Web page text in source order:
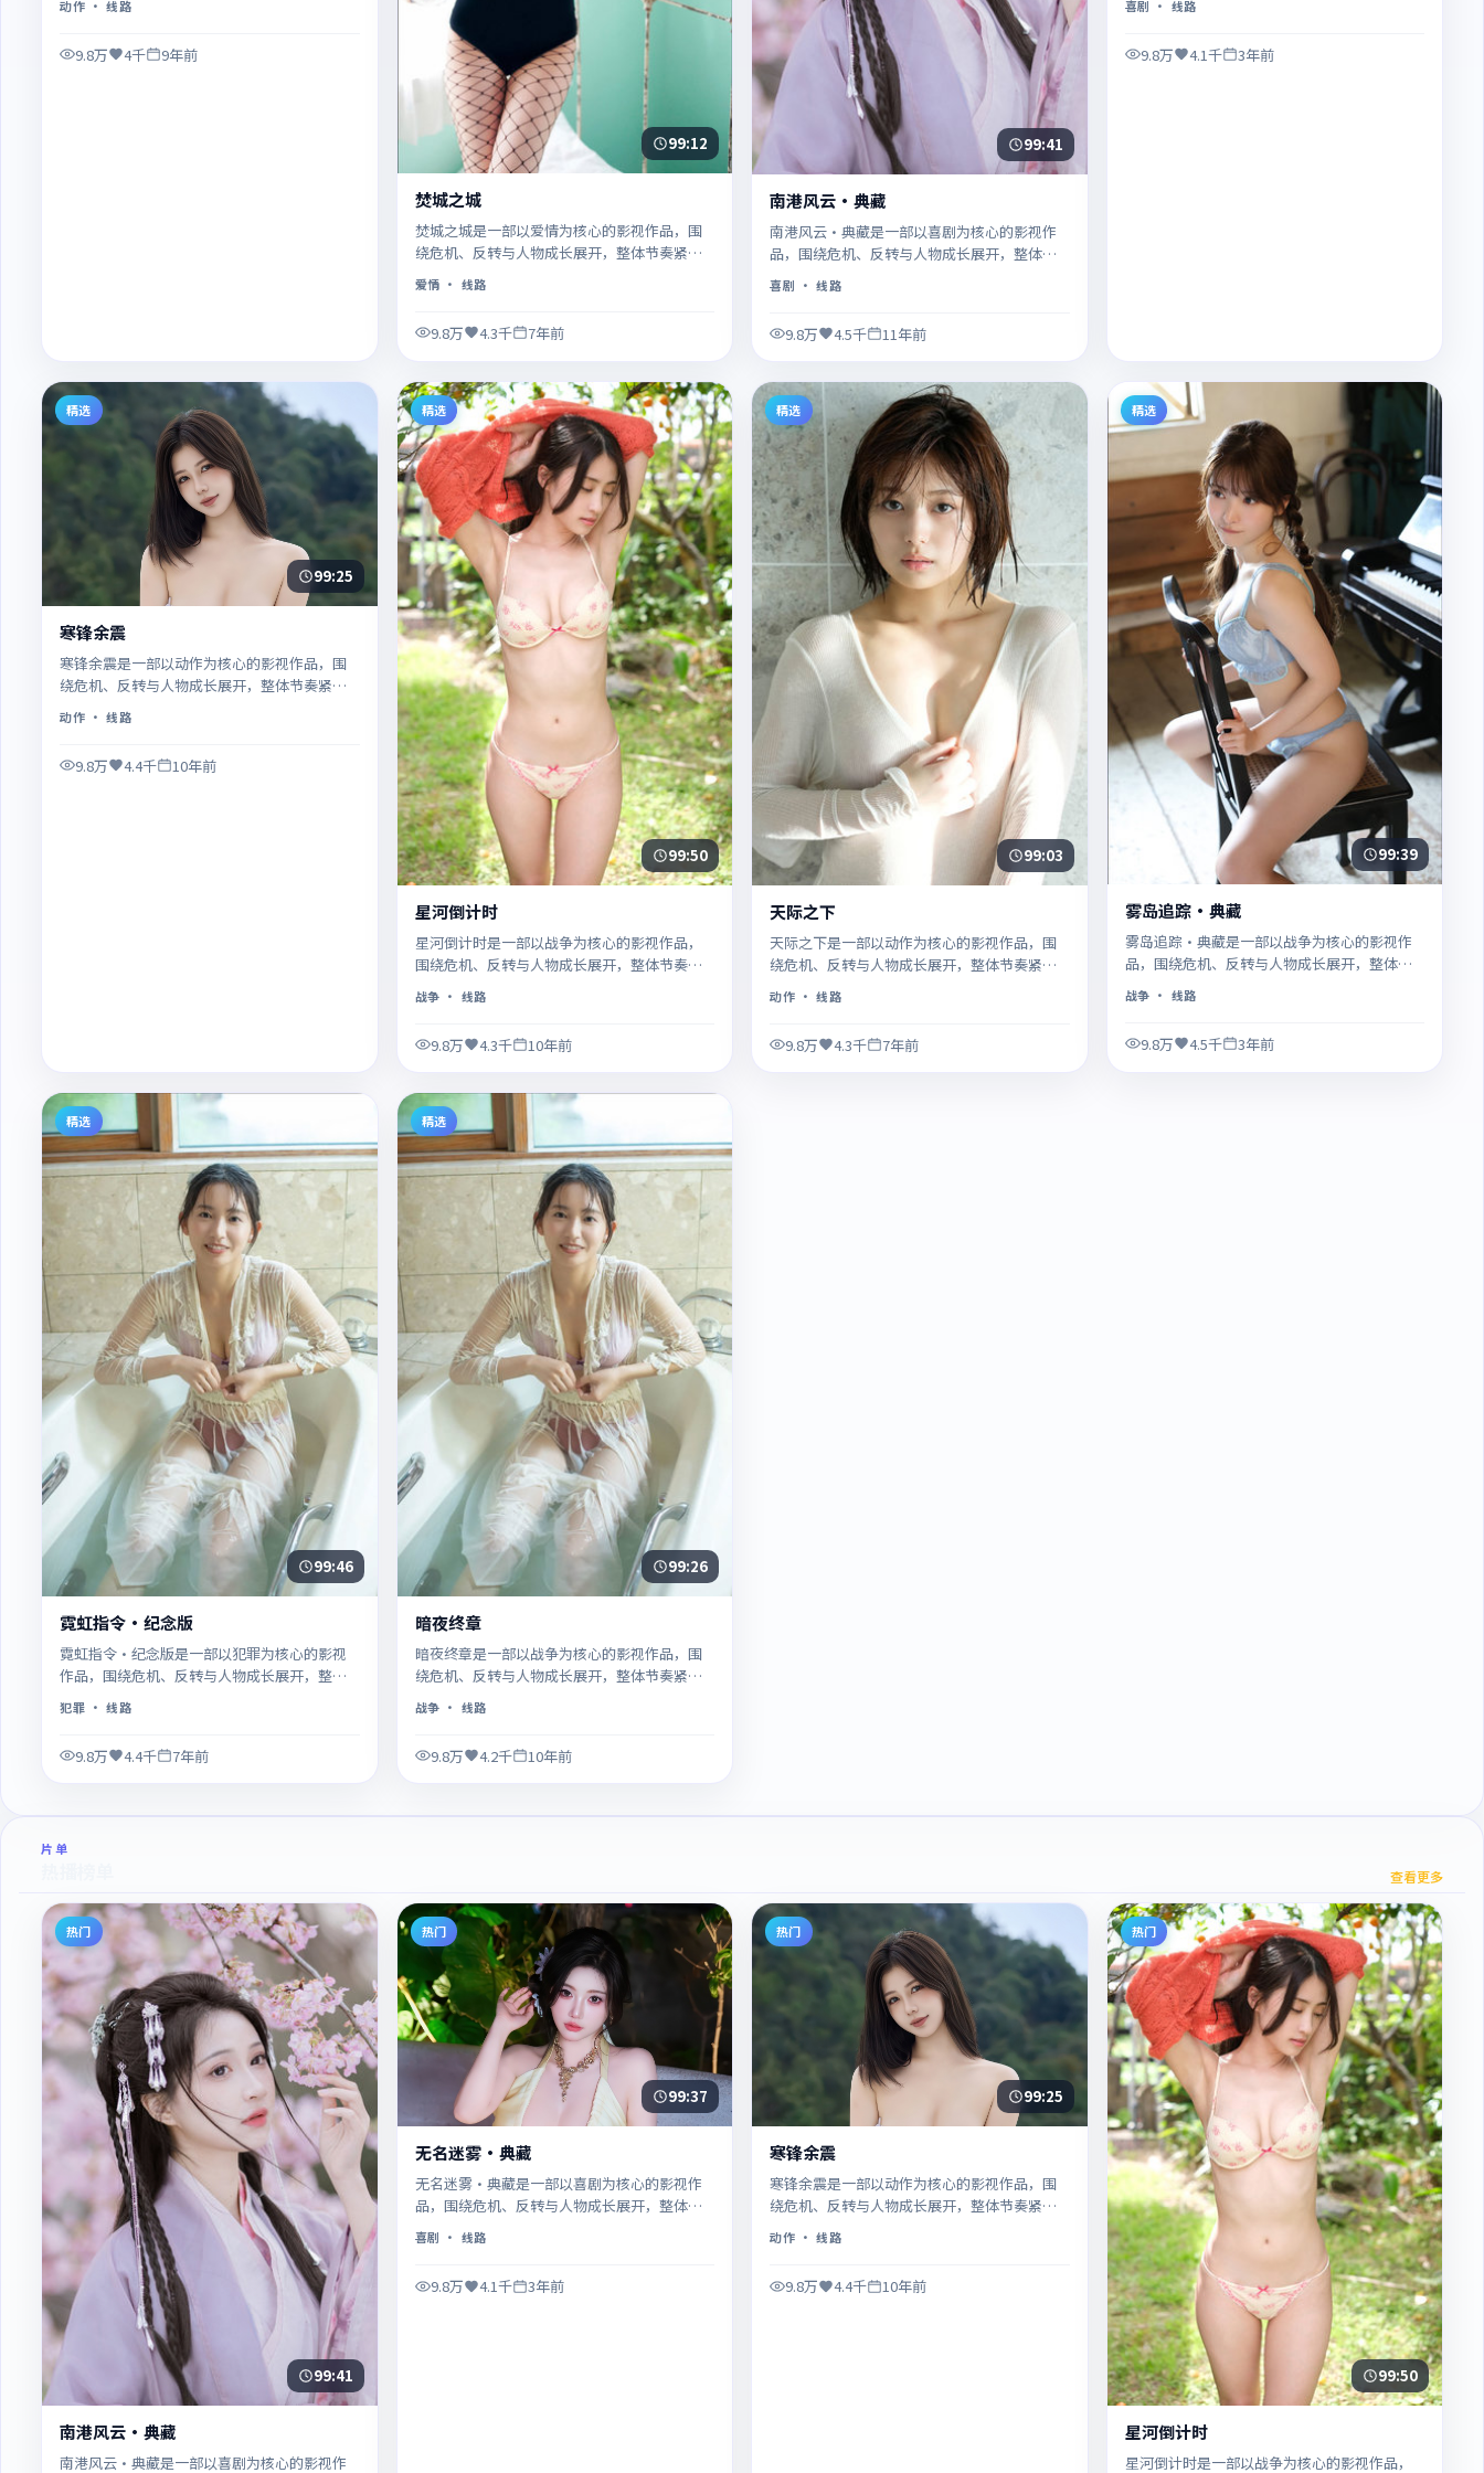
动作 · 线路
9.8万 4千 9年前
99:12
焚城之城
焚城之城是一部以爱情为核心的影视作品，围
绕危机、反转与人物成长展开，整体节奏紧
凑，值得推荐观看。
爱情 · 线路
9.8万 4.3千 7年前
99:41
南港风云·典藏
南港风云·典藏是一部以喜剧为核心的影视作
品，围绕危机、反转与人物成长展开，整体节
奏紧凑，值得推荐观看。
喜剧 · 线路
9.8万 4.5千 11年前
喜剧 · 线路
9.8万 4.1千 3年前
精选
99:25
寒锋余震
寒锋余震是一部以动作为核心的影视作品，围
绕危机、反转与人物成长展开，整体节奏紧
凑，值得推荐观看。
动作 · 线路
9.8万 4.4千 10年前
精选
99:50
星河倒计时
星河倒计时是一部以战争为核心的影视作品，
围绕危机、反转与人物成长展开，整体节奏紧
凑，值得推荐观看。
战争 · 线路
9.8万 4.3千 10年前
精选
99:03
天际之下
天际之下是一部以动作为核心的影视作品，围
绕危机、反转与人物成长展开，整体节奏紧
凑，值得推荐观看。
动作 · 线路
9.8万 4.3千 7年前
精选
99:39
雾岛追踪·典藏
雾岛追踪·典藏是一部以战争为核心的影视作
品，围绕危机、反转与人物成长展开，整体节
奏紧凑，值得推荐观看。
战争 · 线路
9.8万 4.5千 3年前
精选
99:46
霓虹指令·纪念版
霓虹指令·纪念版是一部以犯罪为核心的影视
作品，围绕危机、反转与人物成长展开，整体
节奏紧凑，值得推荐观看。
犯罪 · 线路
9.8万 4.4千 7年前
精选
99:26
暗夜终章
暗夜终章是一部以战争为核心的影视作品，围
绕危机、反转与人物成长展开，整体节奏紧
凑，值得推荐观看。
战争 · 线路
9.8万 4.2千 10年前
片单
查看更多
热门
99:41
南港风云·典藏
南港风云·典藏是一部以喜剧为核心的影视作
热门
99:37
无名迷雾·典藏
无名迷雾·典藏是一部以喜剧为核心的影视作
品，围绕危机、反转与人物成长展开，整体节
奏紧凑，值得推荐观看。
喜剧 · 线路
9.8万 4.1千 3年前
热门
99:25
寒锋余震
寒锋余震是一部以动作为核心的影视作品，围
绕危机、反转与人物成长展开，整体节奏紧
凑，值得推荐观看。
动作 · 线路
9.8万 4.4千 10年前
热门
99:50
星河倒计时
星河倒计时是一部以战争为核心的影视作品，